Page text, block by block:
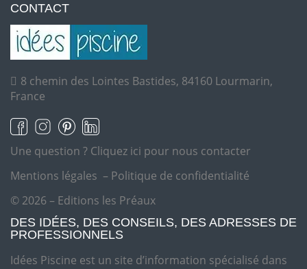
CONTACT
8 chemin des Lointes Bastides, 84160 Lourmarin,
France
Une question ? Cliquez ici pour nous contacter
Mentions légales – Politique de confidentialité
© 2026 – Editions les Préaux
DES IDÉES, DES CONSEILS, DES ADRESSES DE
PROFESSIONNELS
Idées Piscine est un site d’information spécialisé dans